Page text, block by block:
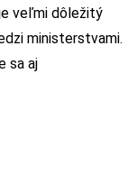
veľmi dôležitý
ministerstvami.
sa aj